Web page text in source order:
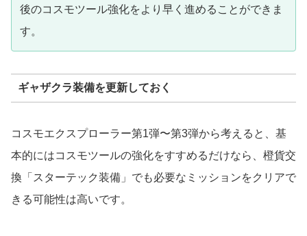
後のコスモツール強化をより早く進めることができま
す。
ギャザクラ装備を更新しておく
コスモエクスプローラー第1弾〜第3弾から考えると、基
本的にはコスモツールの強化をすすめるだけなら、橙貨交
換「スターテック装備」でも必要なミッションをクリアで
きる可能性は高いです。